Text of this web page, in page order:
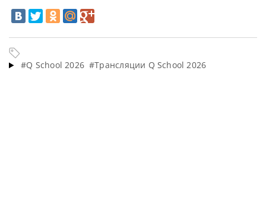
#Q School 2026 #Трансляции Q School 2026